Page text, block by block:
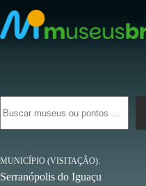
para
o
conteúdo
resultados
MUNICÍPIO (VISITAÇÃO)
Serranópolis do Iguaçu